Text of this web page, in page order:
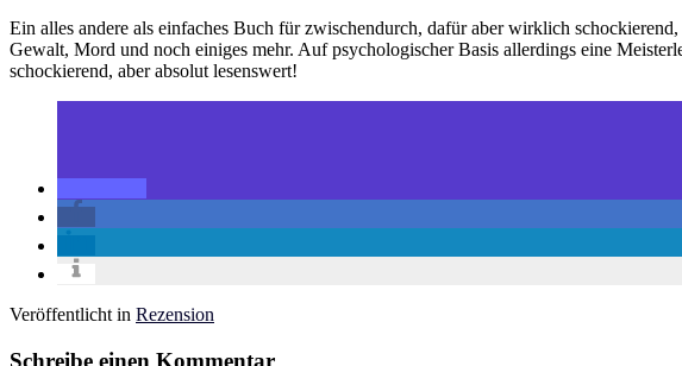
Ein alles andere als einfaches Buch für zwischendurch, dafür aber wirklich
Gewalt, Mord und noch einiges mehr. Auf psychologischer Basis allerdings eine
schockierend, aber absolut lesenswert!
Veröffentlicht in Rezension
Schreibe einen Kommentar